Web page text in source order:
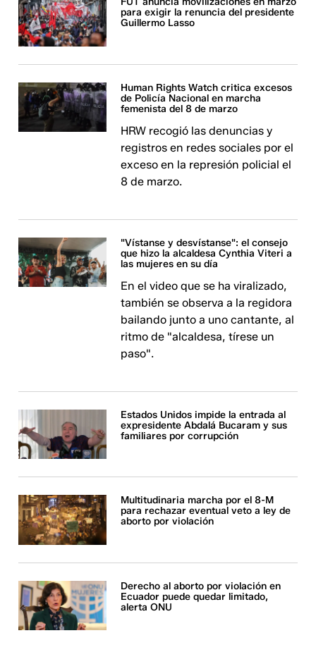
para exigir la renuncia del presidente
Guillermo Lasso
Human Rights Watch critica excesos
de Policía Nacional en marcha
femenista del 8 de marzo
HRW recogió las denuncias y
registros en redes sociales por el
exceso en la represión policial el
8 de marzo.
"Vístanse y desvístanse": el consejo
que hizo la alcaldesa Cynthia Viteri a
las mujeres en su día
En el video que se ha viralizado,
también se observa a la regidora
bailando junto a uno cantante, al
ritmo de "alcaldesa, tírese un
paso".
Estados Unidos impide la entrada al
expresidente Abdalá Bucaram y sus
familiares por corrupción
Multitudinaria marcha por el 8-M
para rechazar eventual veto a ley de
aborto por violación
Derecho al aborto por violación en
Ecuador puede quedar limitado,
alerta ONU